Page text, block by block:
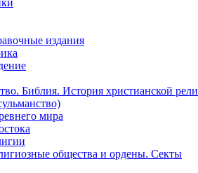
издания
Библия. История христианской
мира
общества и ордены. Секты